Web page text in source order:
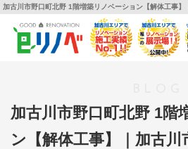
加古川市野口町北野 1階増築リノベーション【解体工事
加古川市野口町北野 1階
ン【解体工事】｜加古川